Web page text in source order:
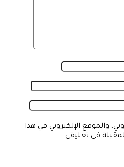
والموقع الإلكتروني في هذا
في تعليقي.